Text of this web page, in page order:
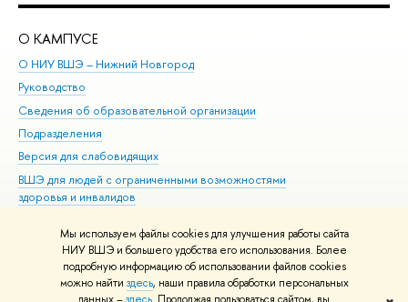
Мы используем файлы cookies для улучшения работы сайта
НИУ ВШЭ и большего удобства его использования. Более
подробную информацию об использовании файлов cookies
можно найти здесь, наши правила обработки персональных
О КАМПУСЕ
О НИУ ВШЭ – Нижний Новгород
Руководство
Сведения об образовательной организации
Подразделения
Версия для слабовидящих
ВШЭ для людей с ограниченными возможностями
здоровья и инвалидов